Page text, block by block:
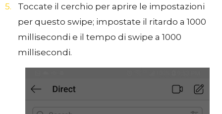
Toccate il cerchio per aprire le impostazioni
per questo swipe; impostate il ritardo a 1000
millisecondi e il tempo di swipe a 1000
millisecondi.